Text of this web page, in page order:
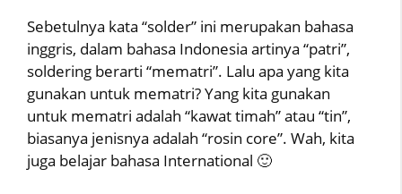
Sebetulnya kata “solder” ini merupakan bahasa
inggris, dalam bahasa Indonesia artinya “patri”,
soldering berarti “mematri”. Lalu apa yang kita
gunakan untuk mematri? Yang kita gunakan
untuk mematri adalah “kawat timah” atau “tin”,
biasanya jenisnya adalah “rosin core”. Wah, kita
juga belajar bahasa International 🙂